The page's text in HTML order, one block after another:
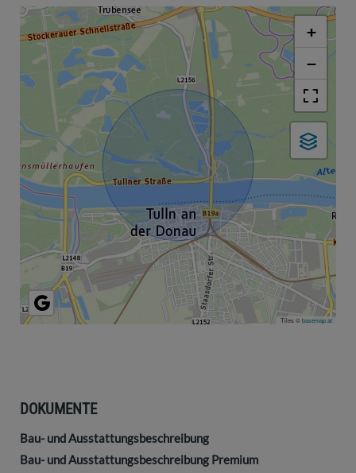
+
−
Tiles ©basemap.at
DOKUMENTE
Bau- und Ausstattungsbeschreibung
Bau- und Ausstattungsbeschreibung Premium